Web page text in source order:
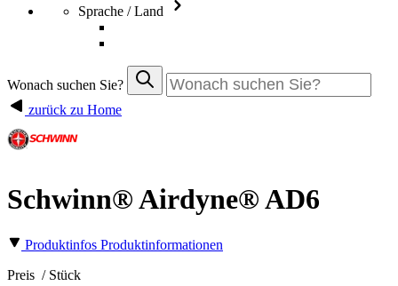
Sprache / Land
Wonach suchen Sie?
zurück zu Home
Schwinn® Airdyne® AD6
Produktinfos Produktinformationen
Preis / Stück